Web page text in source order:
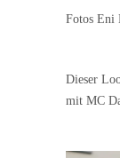
Fotos Eni
Dieser
mit MC